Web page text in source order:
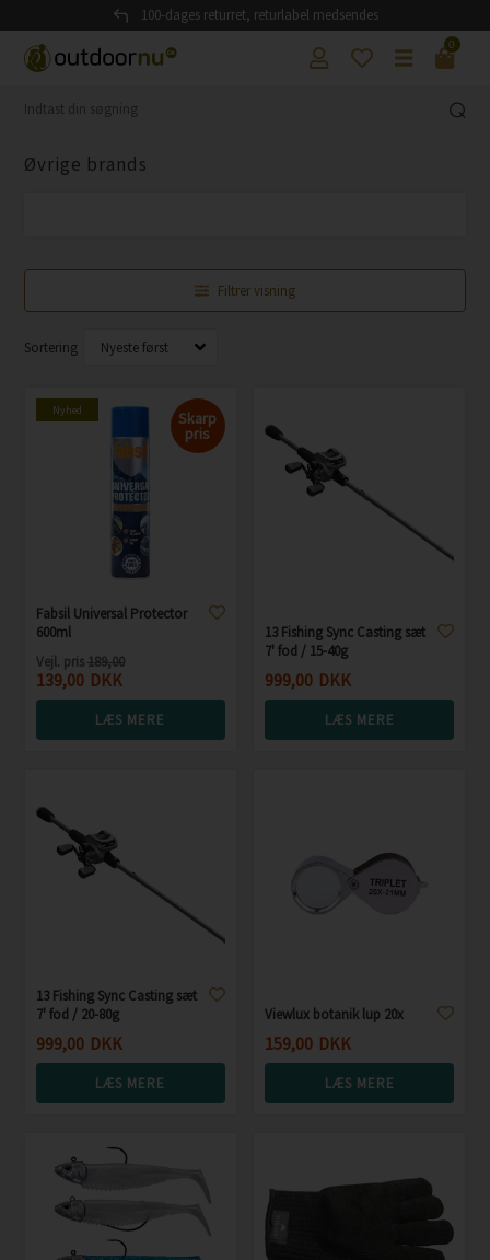
100-dages returret, returlabel medsendes
0
Øvrige brands
Filtrer visning
Sortering
Skarp
pris
Nyhed
Fabsil Universal Protector
600ml
Vejl. pris189,00
139,00 DKK
LÆS MERE
13 Fishing Sync Casting sæt
7' fod / 15-40g
999,00 DKK
LÆS MERE
13 Fishing Sync Casting sæt
7' fod / 20-80g
999,00 DKK
LÆS MERE
Viewlux botanik lup 20x
159,00 DKK
LÆS MERE